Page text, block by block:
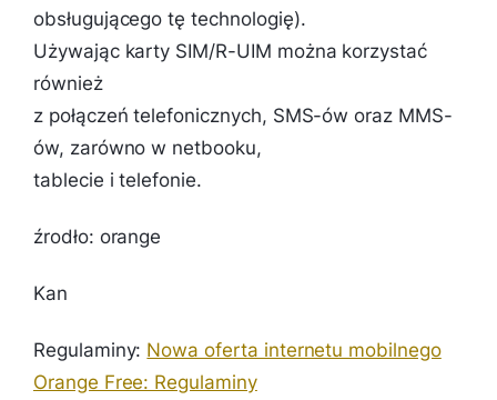
obsługującego tę technologię).
Używając karty SIM/R-UIM można korzystać
również
z połączeń telefonicznych, SMS-ów oraz MMS-
ów, zarówno w netbooku,
tablecie i telefonie.
źrodło: orange
Kan
Regulaminy: Nowa oferta internetu mobilnego
Orange Free: Regulaminy